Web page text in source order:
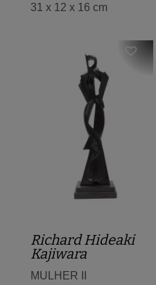
31 x 12 x 16 cm
Richard Hideaki
Kajiwara
MULHER II